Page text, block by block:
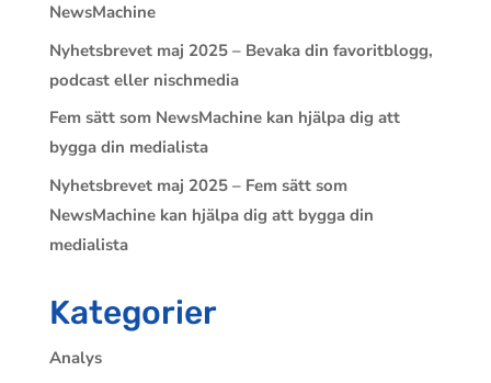
NewsMachine
Nyhetsbrevet maj 2025 – Bevaka din favoritblogg,
podcast eller nischmedia
Fem sätt som NewsMachine kan hjälpa dig att
bygga din medialista
Nyhetsbrevet maj 2025 – Fem sätt som
NewsMachine kan hjälpa dig att bygga din
medialista
Kategorier
Analys